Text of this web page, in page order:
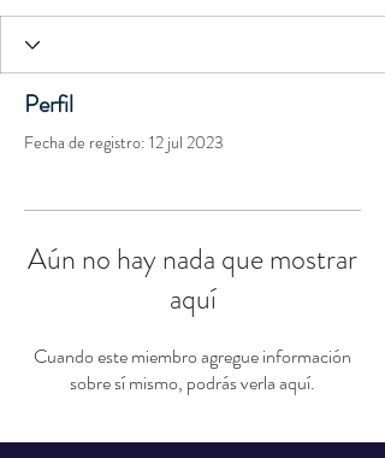
Perfil
Fecha de registro: 12 jul 2023
Aún no hay nada que mostrar
aquí
Cuando este miembro agregue información
sobre sí mismo, podrás verla aquí.